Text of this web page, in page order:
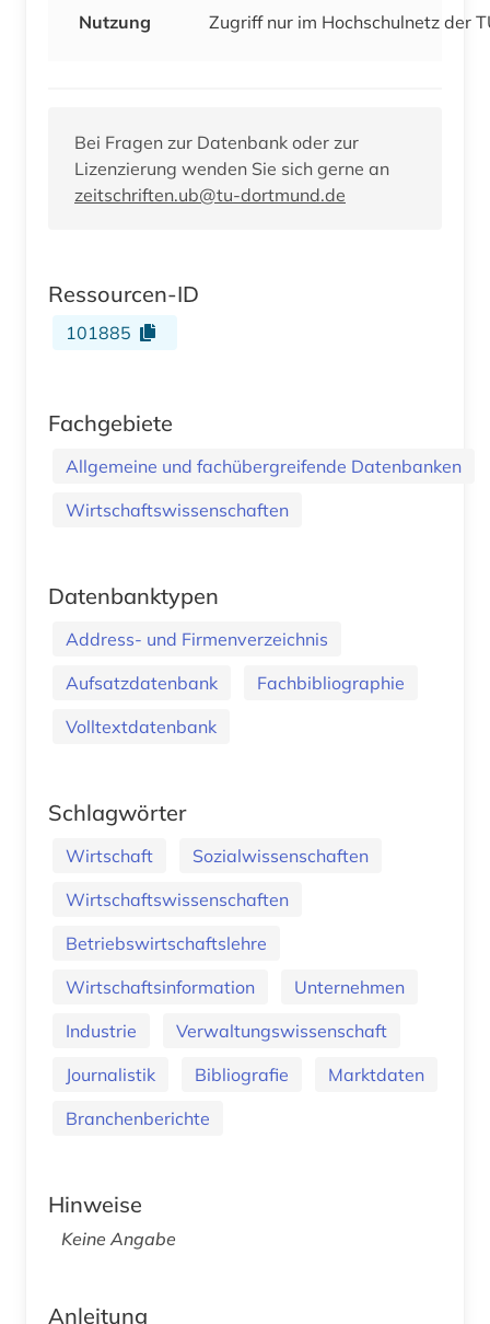
Nutzung
Zugriff nur im Hochschulnetz der
Bei Fragen zur Datenbank oder zur
Lizenzierung wenden Sie sich gerne an
zeitschriften.ub@tu-dortmund.de
Ressourcen-ID
101885
Fachgebiete
Allgemeine und fachübergreifende Datenbanken
Wirtschaftswissenschaften
Datenbanktypen
Address- und Firmenverzeichnis
Aufsatzdatenbank
Fachbibliographie
Volltextdatenbank
Schlagwörter
Wirtschaft
Sozialwissenschaften
Wirtschaftswissenschaften
Betriebswirtschaftslehre
Wirtschaftsinformation
Unternehmen
Industrie
Verwaltungswissenschaft
Journalistik
Bibliografie
Marktdaten
Branchenberichte
Hinweise
Keine Angabe
Anleitung